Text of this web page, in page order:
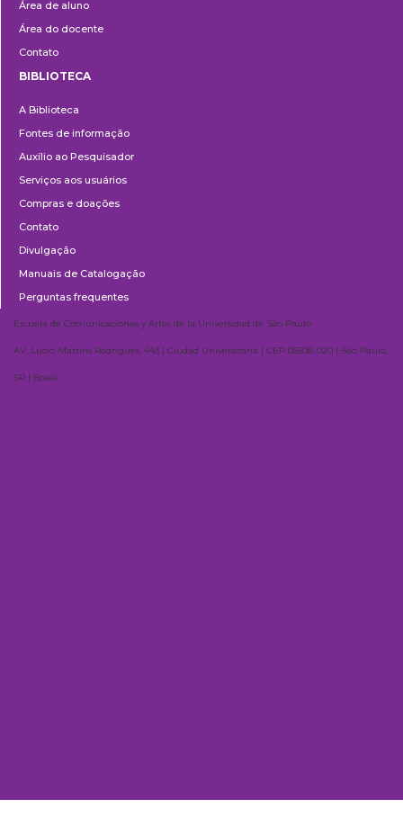
Área de aluno
Área do docente
Contato
BIBLIOTECA
A Biblioteca
Fontes de informação
Auxílio ao Pesquisador
Serviços aos usuários
Compras e doações
Contato
Divulgação
Manuais de Catalogação
Perguntas frequentes
Escuela de Comunicaciones y Artes de la Universidad de São Paulo
AV. Lúcio Martins Rodrigues, 443 | Ciudad Universitaria | CEP 05508-020 | São Paulo,
SP | Brasil